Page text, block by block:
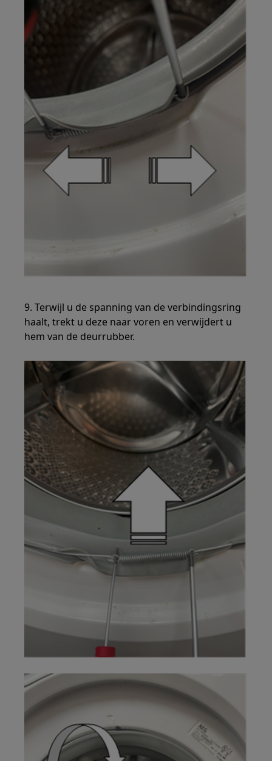
9. Terwijl u de spanning van de verbindingsring
haalt, trekt u deze naar voren en verwijdert u
hem van de deurrubber.